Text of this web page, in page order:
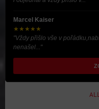
Marcel Kaiser
★★★★★
"Vždy přišlo vše v
nenašel..."